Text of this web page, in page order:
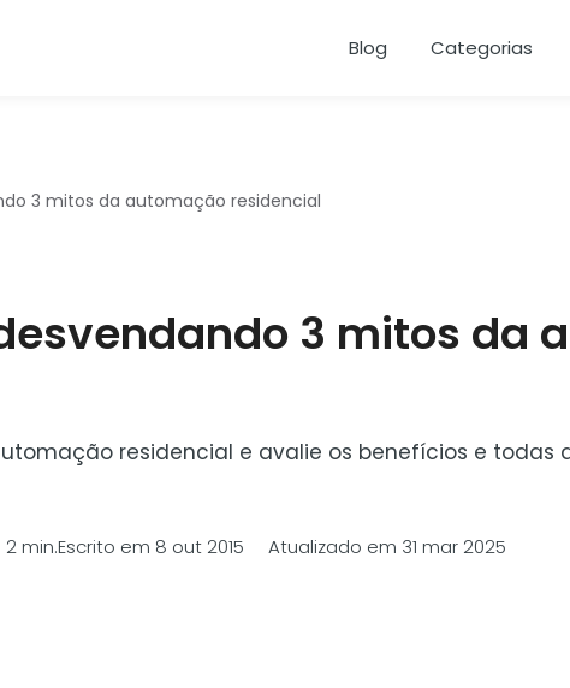
Blog Categorias
3 mitos da automação residencial
3 mitos da
residencial e avalie os benefícios e todas
min.Escrito em 8 out 2015 Atualizado em 31 mar 2025